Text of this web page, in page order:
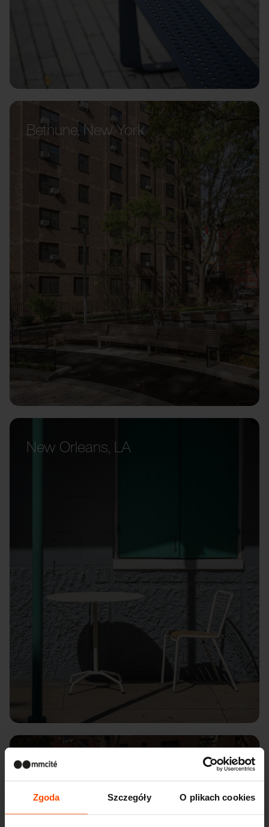
Zgoda Szczegóły O plikach cookies
Bethune, New York
New Orleans, LA
Harlem River Houses, New York